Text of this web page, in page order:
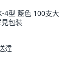
4型 藍色 100支大
包裝
達